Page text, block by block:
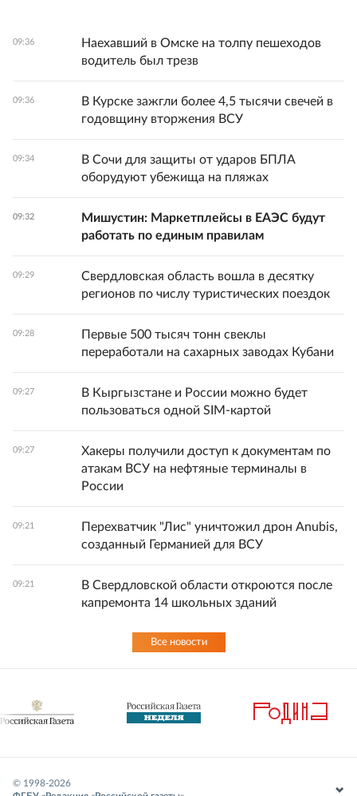
09:36
Наехавший в Омске на толпу пешеходов
водитель был трезв
09:36
В Курске зажгли более 4,5 тысячи свечей в
годовщину вторжения ВСУ
09:34
В Сочи для защиты от ударов БПЛА
оборудуют убежища на пляжах
09:32
Мишустин: Маркетплейсы в ЕАЭС будут
работать по единым правилам
09:29
Свердловская область вошла в десятку
регионов по числу туристических поездок
09:28
Первые 500 тысяч тонн свеклы
переработали на сахарных заводах Кубани
09:27
В Кыргызстане и России можно будет
пользоваться одной SIM-картой
09:27
Хакеры получили доступ к документам по
атакам ВСУ на нефтяные терминалы в
России
09:21
Перехватчик "Лис" уничтожил дрон Anubis,
созданный Германией для ВСУ
09:21
В Свердловской области откроются после
капремонта 14 школьных зданий
Все новости
© 1998-2026